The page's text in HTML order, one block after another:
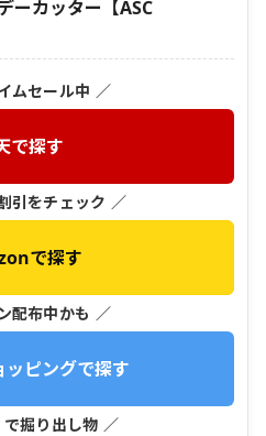
ーカッター【ASC
ムセール中 ／
で探す
引をチェック ／
で探す
配布中かも ／
ピングで探す
掘り出し物 ／